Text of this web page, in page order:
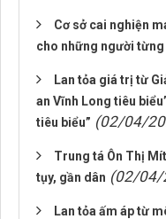
Cơ sở cai nghiện
cho những người
Lan tỏa giá trị từ
an Vĩnh Long tiêu
tiêu biểu” (02/04/
Trung tá Ôn Thị
tụy, gần dân (02/04/
Lan tỏa ấm áp từ